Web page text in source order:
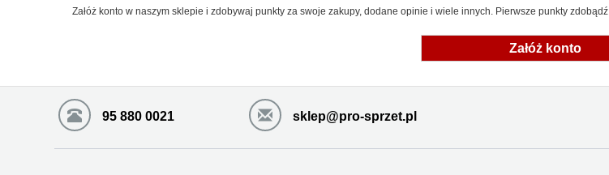
Załóż konto w naszym sklepie i zdobywaj punkty za swoje zakupy, dodane opinie i wiele innych. Pierwsze punkty
Załóż konto
95 880 0021 sklep@pro-sprzet.pl